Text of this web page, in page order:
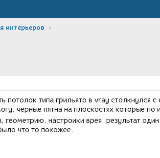
интерьеров
потолок типа грильято в vray столкнулся с
черные пятна на плоскостях которые по
настроики врея. результат один
что то похожее.